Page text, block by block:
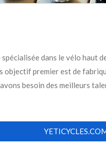
dans le vélo haut
objectif premier est de
besoin des meilleurs